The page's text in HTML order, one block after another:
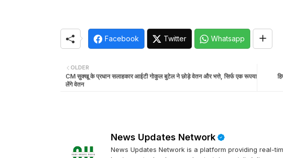
Facebook Twitter Whatsapp
OLDER
CM सुक्खू के प्रधान सलाहकार आईटी गोकुल बुटेल ने छोड़े वेतन और भत्ते, सिर्फ एक रूपया
लेंगे वेतन
News Updates Network
News Updates Network is a platform providing real-